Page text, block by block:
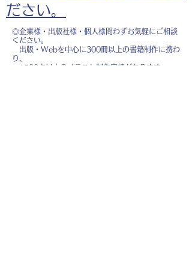
ださい。
◎企業様・出版社様・個人様問わずお気軽にご相談
ください。
出版・Webを中心に300冊以上の書籍制作に携わ
り、
1500点以上のイラスト制作実績があります。